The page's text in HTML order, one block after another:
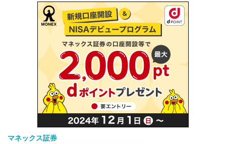
マネックス証券